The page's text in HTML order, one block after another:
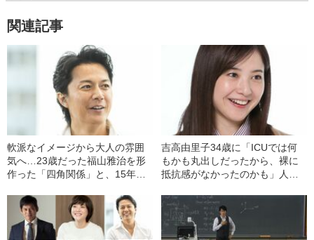
関連記事
軟派なイメージから大人の雰囲
気へ…23歳だった福山雅治を形
作った「四角関係」と、15年後
吉高由里子34歳に「ICUでは何
もかも丸出しだったから、裸に
抵抗感がなかったのかも」人生